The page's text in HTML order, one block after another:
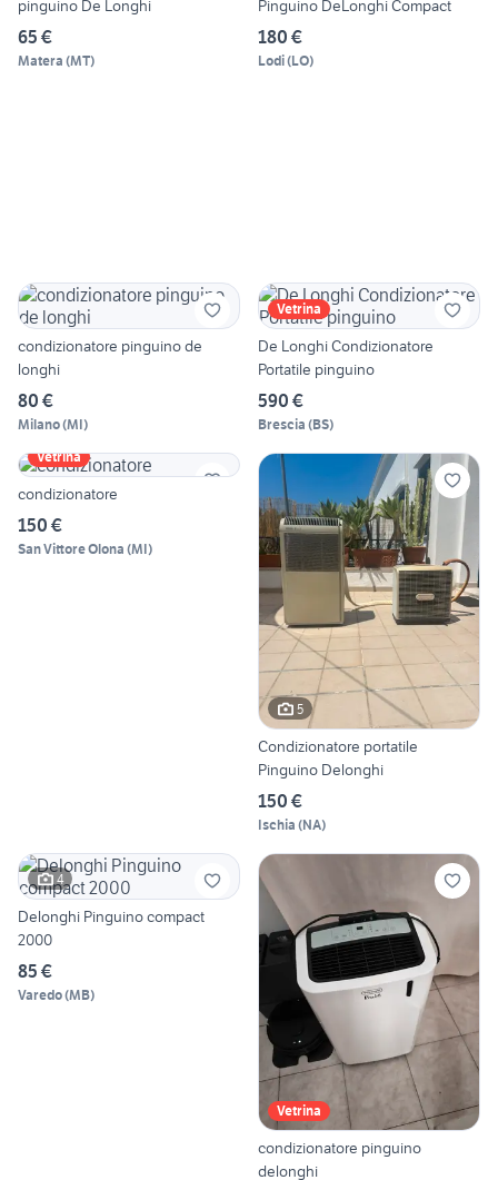
pinguino De Longhi
65 €
Matera (MT)
Pinguino DeLonghi Compact
180 €
Lodi(LO)
condizionatore pinguino de
longhi
80 €
Milano(MI)
Vetrina
De Longhi Condizionatore
Portatile pinguino
590 €
Brescia (BS)
Vetrina
condizionatore
150 €
San Vittore Olona (MI)
5
Condizionatore portatile
Pinguino Delonghi
150 €
Ischia (NA)
4
Delonghi Pinguino compact
2000
85 €
Varedo(MB)
Vetrina
condizionatore pinguino
delonghi